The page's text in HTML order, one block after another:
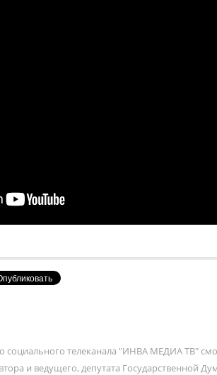
социального телеканала "ИНВА МЕДИА ТВ"
и ведущего, депутата Государственной